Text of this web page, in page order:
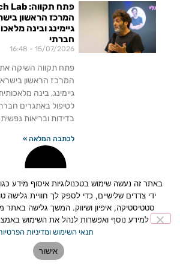
המרכז הראשון
גיימינג ובינה
חברתי
15/07/2026
המרכז הראשון
גיימינג, בינה
לטיפול באתגרים
בדידות ובריאות
לכתבה המלאה »
ידי צדדים שלישיים, כדי לספק לך חוויית גלישה
סטטיסטיקה, איפיון ושיווק. המשך גלישה
למידע נוסף ואפשרות לנהל את השימוש
תנאי השימוש ומדיניות
אישור